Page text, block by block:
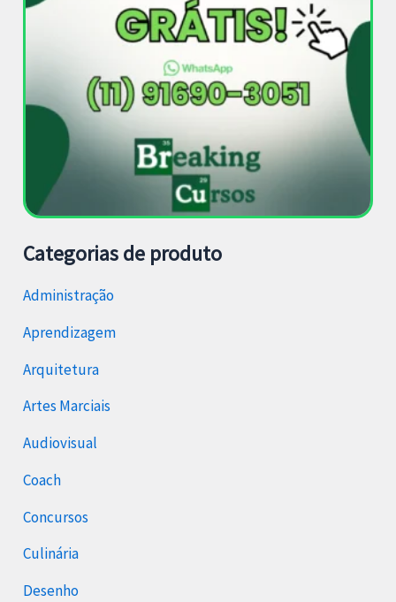
Categorias de produto
Administração
Aprendizagem
Arquitetura
Artes Marciais
Audiovisual
Coach
Concursos
Culinária
Desenho